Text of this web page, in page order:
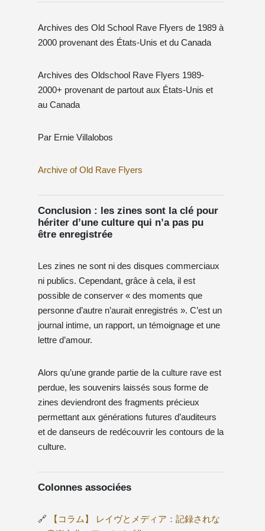
Archives des Old School Rave Flyers de 1989 à
2000 provenant des États-Unis et du Canada
Archives des Oldschool Rave Flyers 1989-
2000+ provenant de partout aux États-Unis et
au Canada
Par Ernie Villalobos
Archive of Old Rave Flyers
Conclusion : les zines sont la clé pour
hériter d’une culture qui n’a pas pu
être enregistrée
Les zines ne sont ni des disques commerciaux
ni publics. Cependant, grâce à cela, il est
possible de conserver « des moments que
personne d’autre n’aurait enregistrés ». C’est un
journal intime, un rapport, un témoignage et une
lettre d’amour.
Alors qu’une grande partie de la culture rave est
perdue, les souvenirs laissés sous forme de
zines deviendront des fragments précieux
permettant aux générations futures d’auditeurs
et de danseurs de redécouvrir les contours de la
culture.
Colonnes associées
🔗
【コラム】 レイヴとメディア：記録されな